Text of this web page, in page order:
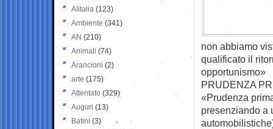
non abbiamo
qualificato il
opportunismo»
PRUDENZA
«Prudenza
presenziando a
Alitalia (123)
Ambiente (341)
AN (210)
Animali (74)
Arancioni (2)
arte (175)
Attentato (329)
Auguri (13)
Batini (3)